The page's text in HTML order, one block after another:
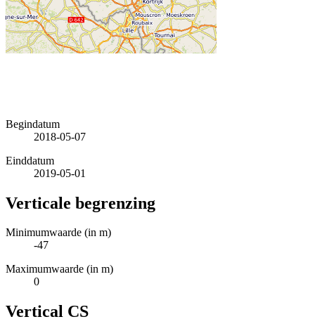
Begindatum
2018-05-07
Einddatum
2019-05-01
Verticale begrenzing
Minimumwaarde (in m)
-47
Maximumwaarde (in m)
0
Vertical CS